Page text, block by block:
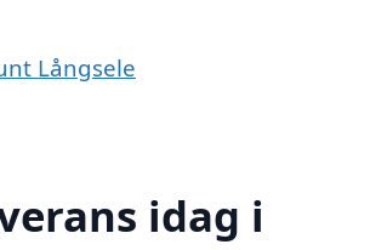
Långsele
idag i